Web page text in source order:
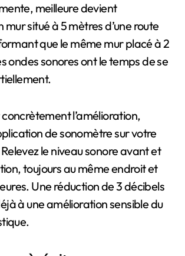
meilleure devient
mur situé à 5 mètres d’une route
que le même mur placé à 2
ondes sonores ont le temps de se
l’amélioration,
de sonomètre sur votre
le niveau sonore avant et
toujours au même endroit et
Une réduction de 3 décibels
à une amélioration sensible du